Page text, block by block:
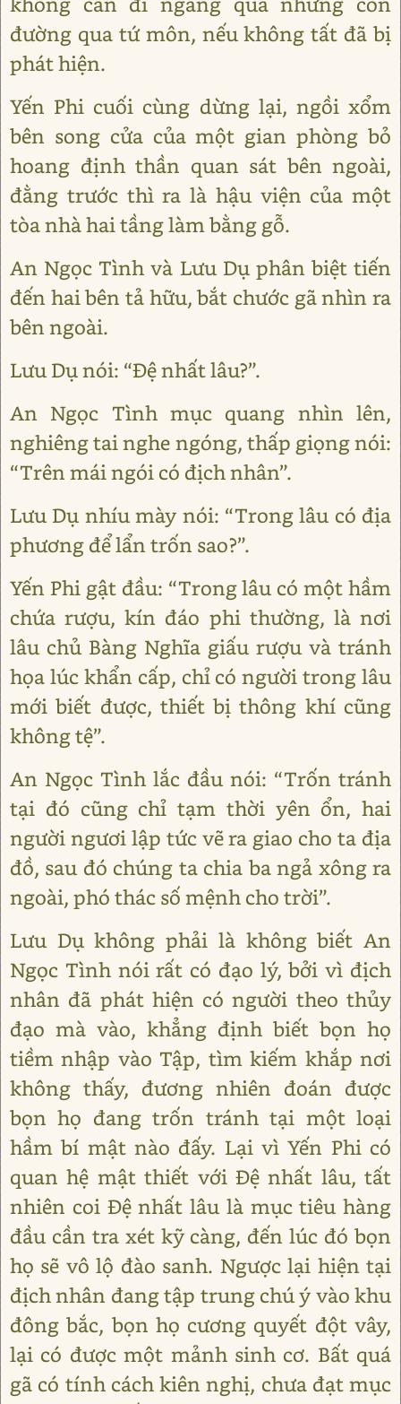
đường qua tứ môn, nếu không tất đã bị
phát hiện.
Yến Phi cuối cùng dừng lại, ngồi xổm
bên song cửa của một gian phòng bỏ
hoang định thần quan sát bên ngoài,
đằng trước thì ra là hậu viện của một
tòa nhà hai tầng làm bằng gỗ.
An Ngọc Tình và Lưu Dụ phân biệt tiến
đến hai bên tả hữu, bắt chước gã nhìn ra
bên ngoài.
Lưu Dụ nói: “Đệ nhất lâu?”.
An Ngọc Tình mục quang nhìn lên,
nghiêng tai nghe ngóng, thấp giọng nói:
“Trên mái ngói có địch nhân”.
Lưu Dụ nhíu mày nói: “Trong lâu có địa
phương để lẩn trốn sao?”.
Yến Phi gật đầu: “Trong lâu có một hầm
chứa rượu, kín đáo phi thường, là nơi
lâu chủ Bàng Nghĩa giấu rượu và tránh
họa lúc khẩn cấp, chỉ có người trong lâu
mới biết được, thiết bị thông khí cũng
không tệ”.
An Ngọc Tình lắc đầu nói: “Trốn tránh
tại đó cũng chỉ tạm thời yên ổn, hai
người ngươi lập tức vẽ ra giao cho ta địa
đồ, sau đó chúng ta chia ba ngả xông ra
ngoài, phó thác số mệnh cho trời”.
Lưu Dụ không phải là không biết An
Ngọc Tình nói rất có đạo lý, bởi vì địch
nhân đã phát hiện có người theo thủy
đạo mà vào, khẳng định biết bọn họ
tiềm nhập vào Tập, tìm kiếm khắp nơi
không thấy, đương nhiên đoán được
bọn họ đang trốn tránh tại một loại
hầm bí mật nào đấy. Lại vì Yến Phi có
quan hệ mật thiết với Đệ nhất lâu, tất
nhiên coi Đệ nhất lâu là mục tiêu hàng
đầu cần tra xét kỹ càng, đến lúc đó bọn
họ sẽ vô lộ đào sanh. Ngược lại hiện tại
địch nhân đang tập trung chú ý vào khu
đông bắc, bọn họ cương quyết đột vây,
lại có được một mảnh sinh cơ. Bất quá
gã có tính cách kiên nghị, chưa đạt mục